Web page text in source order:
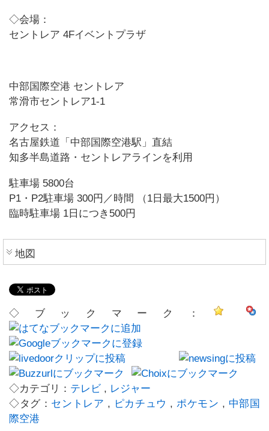
◇会場：
セントレア 4Fイベントプラザ
中部国際空港 セントレア
常滑市セントレア1-1
アクセス：
名古屋鉄道「中部国際空港駅」直結
知多半島道路・セントレアラインを利用
駐車場 5800台
P1・P2駐車場 300円／時間 （1日最大1500円）
臨時駐車場 1日につき500円
地図
◇ブックマーク：
◇カテゴリ： テレビ , レジャー
◇タグ： セントレア , ピカチュウ ,ポケモン , 中部国
際空港